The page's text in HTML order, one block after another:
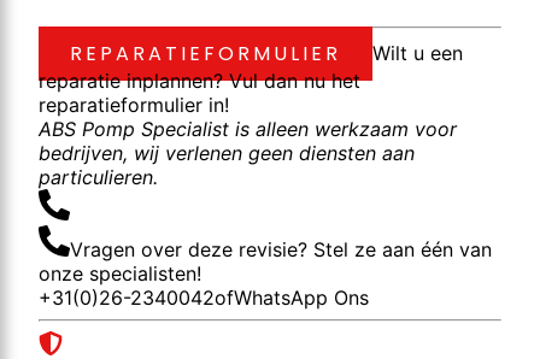
REPARATIEFORMULIER
Wilt u een
reparatie inplannen? Vul dan nu het
reparatieformulier in!
ABS Pomp Specialist is alleen werkzaam voor
bedrijven, wij verlenen geen diensten aan
particulieren.
Vragen over deze revisie? Stel ze aan één van
onze specialisten!
+31(0)26-2340042ofWhatsApp Ons